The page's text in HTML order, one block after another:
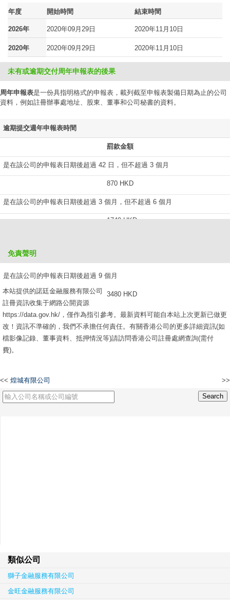
年度 開始時間 結束時間
2026年 2020年09月29日 2020年11月10日
2020年 2020年09月29日 2020年11月10日
未有或逾期交付周年申報表的後果
周年申報表是一份具指明格式的申報表，載列截至申報表製備日期為止的公司
資料，例如註冊辦事處地址、股東、董事和公司秘書的資料。
逾期提交週年申報表時間
罰款金額
是在該公司的申報表日期後超過 42 日，但不超過 3 個月
870 HKD
是在該公司的申報表日期後超過 3 個月，但不超過 6 個月
1740 HKD
是在該公司的申報表日期後超過 9 個月
3480 HKD
免責聲明
本站提供的諾廷金融服務有限公司
註冊資訊收集于網路公開資源
https://data.gov.hk/，僅作為指引參考。最新資料可能自本站上次更新已做更
改！資訊不準確的，我們不承擔任何責任。有關香港公司的更多詳細資訊(如
檔影像記錄、董事資料、抵押情況等)請訪問香港公司註冊處網查詢(需付
費)。
<< 煌城有限公司 >>
類似公司
獅子金融服務有限公司
金旺金融服務有限公司